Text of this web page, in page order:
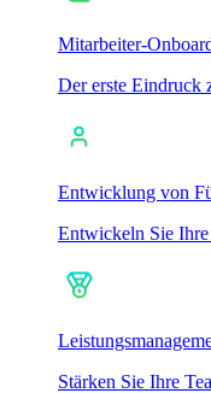
Mitarbeiter-
Der erste Eindruck
Entwicklung von
Entwickeln Sie
Stärken Sie Ihre